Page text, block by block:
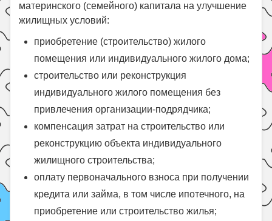
материнского (семейного) капитала на улучшение
жилищных условий:
приобретение (строительство) жилого
помещения или индивидуального жилого дома;
строительство или реконструкция
индивидуального жилого помещения без
привлечения организации-подрядчика;
компенсация затрат на строительство или
реконструкцию объекта индивидуального
жилищного строительства;
оплату первоначального взноса при получении
кредита или займа, в том числе ипотечного, на
приобретение или строительство жилья;